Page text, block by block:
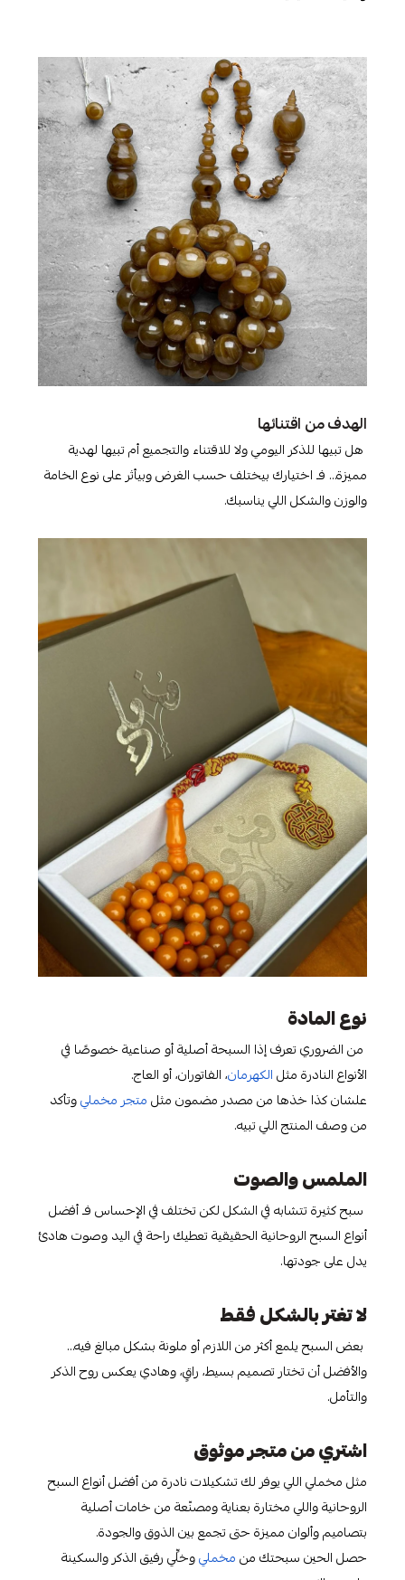
الهدف من اقتنائها
هل تبيها للذكر اليومي ولا للاقتناء والتجميع أم تبيها لهدية
مميزة… فـ اختيارك بيختلف حسب الغرض وبيأثر على نوع الخامة
والوزن والشكل اللي يناسبك.
نوع المادة
من الضروري تعرف إذا السبحة أصلية أو صناعية خصوصًا في
الأنواع النادرة مثلالكهرمان، الفاتوران، أو العاج.
علشان كذا خذها من مصدر مضمون مثلمتجر مخمليوتأكد
من وصف المنتج اللي تبيه.
الملمس والصوت
سبح كثيرة تتشابه في الشكل لكن تختلف في الإحساس فـ أفضل
أنواع السبح الروحانية الحقيقية تعطيك راحة في اليد وصوت هادئ
يدل على جودتها.
لا تغتر بالشكل فقط
بعض السبح يلمع أكثر من اللازم أو ملونة بشكل مبالغ فيه…
والأفضل أن تختار تصميم بسيط، راقٍ، وهادي يعكس روح الذكر
والتأمل.
اشتري من متجر موثوق
مثل مخملي اللي يوفر لك تشكيلات نادرة من أفضل أنواع السبح
الروحانية واللي مختارة بعناية ومصنّعة من خامات أصلية
بتصاميم وألوان مميزة حتى تجمع بين الذوق والجودة.
حصل الحين سبحتك منمخمليوخلِّي رفيق الذكر والسكينة